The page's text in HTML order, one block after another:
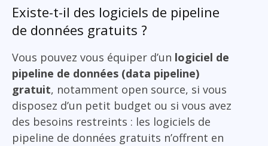
Existe-t-il des logiciels de pipeline
de données gratuits ?
Vous pouvez vous équiper d’un logiciel de
pipeline de données (data pipeline)
gratuit, notamment open source, si vous
disposez d’un petit budget ou si vous avez
des besoins restreints : les logiciels de
pipeline de données gratuits n’offrent en